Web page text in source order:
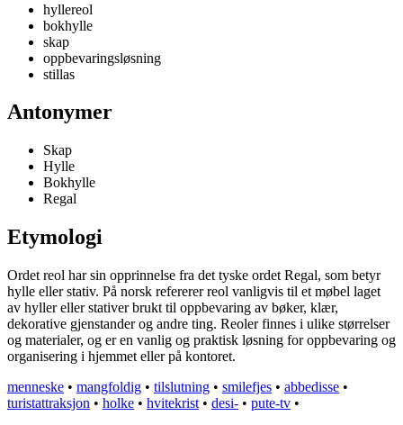
hyllereol
bokhylle
skap
oppbevaringsløsning
stillas
Antonymer
Skap
Hylle
Bokhylle
Regal
Etymologi
Ordet reol har sin opprinnelse fra det tyske ordet Regal, som betyr
hylle eller stativ. På norsk refererer reol vanligvis til et møbel laget
av hyller eller stativer brukt til oppbevaring av bøker, klær,
dekorative gjenstander og andre ting. Reoler finnes i ulike størrelser
og materialer, og er en vanlig og praktisk løsning for oppbevaring og
organisering i hjemmet eller på kontoret.
menneske • mangfoldig • tilslutning • smilefjes • abbedisse •
turistattraksjon • holke • hvitekrist • desi- • pute-tv •